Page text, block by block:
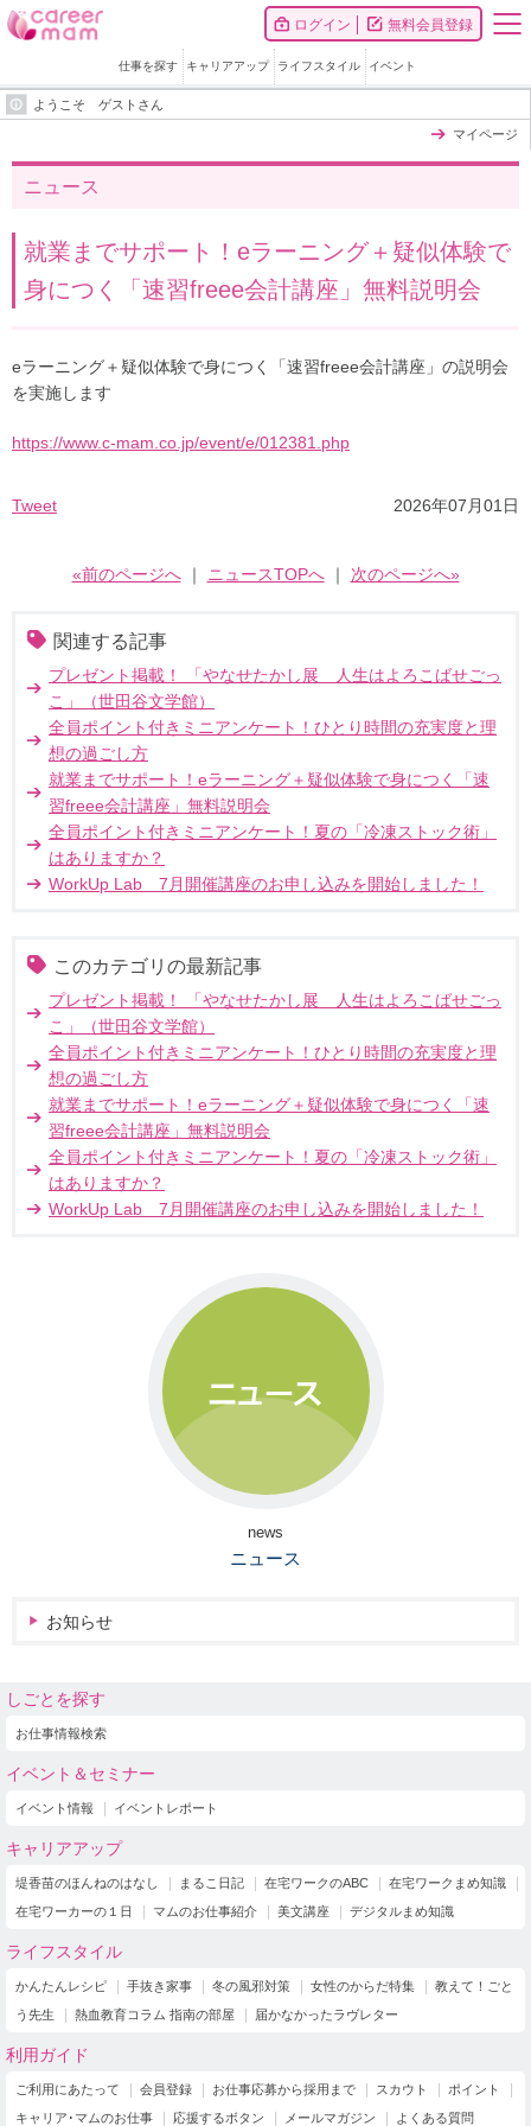
ログイン 無料会員登録
仕事を探す キャリアアップ ライフスタイル イベント
ようこそ ゲストさん
マイページ
ニュース
就業までサポート！eラーニング＋疑似体験で
身につく「速習freee会計講座」無料説明会
eラーニング＋疑似体験で身につく「速習freee会計講座」の説明会
を実施します
https://www.c-mam.co.jp/event/e/012381.php
Tweet 2026年07月01日
«前のページへ｜ ニュースTOPへ｜ 次のページへ»
関連する記事
プレゼント掲載！ 「やなせたかし展 人生はよろこばせごっ
こ」（世田谷文学館）
全員ポイント付きミニアンケート！ひとり時間の充実度と理
想の過ごし方
就業までサポート！eラーニング＋疑似体験で身につく「速
習freee会計講座」無料説明会
全員ポイント付きミニアンケート！夏の「冷凍ストック術」
はありますか？
WorkUp Lab 7月開催講座のお申し込みを開始しました！
このカテゴリの最新記事
プレゼント掲載！ 「やなせたかし展 人生はよろこばせごっ
こ」（世田谷文学館）
全員ポイント付きミニアンケート！ひとり時間の充実度と理
想の過ごし方
就業までサポート！eラーニング＋疑似体験で身につく「速
習freee会計講座」無料説明会
全員ポイント付きミニアンケート！夏の「冷凍ストック術」
はありますか？
WorkUp Lab 7月開催講座のお申し込みを開始しました！
news
ニュース
お知らせ
しごとを探す
お仕事情報検索
イベント＆セミナー
イベント情報 イベントレポート
キャリアアップ
堤香苗のほんねのはなし まるこ日記 在宅ワークのABC
在宅ワークまめ知識
在宅ワーカーの１日
マムのお仕事紹介 美文講座 デジタルまめ知識
ライフスタイル
かんたんレシピ 手抜き家事 冬の風邪対策 女性のからだ特集
教えて！ごと
う先生
熱血教育コラム 指南の部屋 届かなかったラヴレター
利用ガイド
ご利用にあたって 会員登録 お仕事応募から採用まで スカウト
ポイント
キャリア･マムのお仕事
応援するボタン メールマガジン よくある質問